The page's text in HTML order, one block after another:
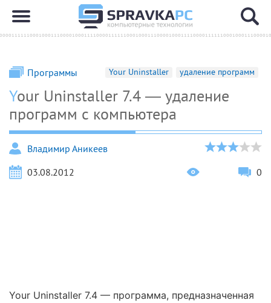
Программы Your Uninstaller удаление программ
Your Uninstaller 7.4 — удаление
программ с компьютера
Владимир Аникеев
03.08.2012
0
Your Uninstaller 7.4 — программа, предназначенная